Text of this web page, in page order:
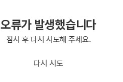
오류가 발생했습니다
잠시 후 다시 시도해 주세요.
다시 시도